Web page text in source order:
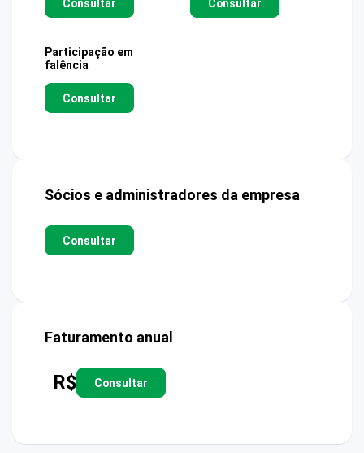
Consultar Consultar
Participação em
falência
Consultar
Sócios e administradores da empresa
Consultar
Faturamento anual
R$ Consultar